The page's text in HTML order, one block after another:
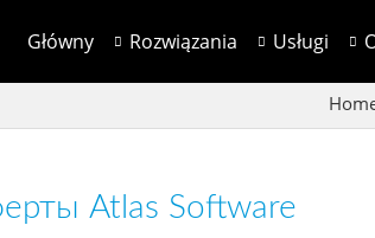
Główny Rozwiązania Usługi
Atlas Software